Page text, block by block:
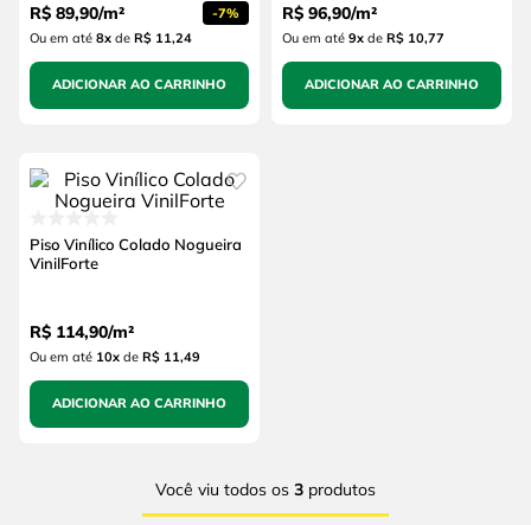
R$ 89,90/m² -7%
Ou em até 8xde R$ 11,24
ADICIONAR AO CARRINHO
R$ 96,90/m²
Ou em até 9xde R$ 10,77
ADICIONAR AO CARRINHO
Piso Vinílico Colado Nogueira
VinilForte
R$ 114,90/m²
Ou em até 10xde R$ 11,49
ADICIONAR AO CARRINHO
Você viu todos os 3 produtos